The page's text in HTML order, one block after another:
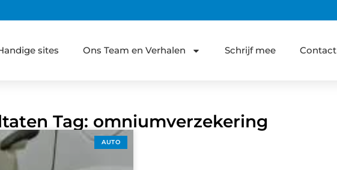
sites Ons Team en Verhalen Schrijf mee Contact
Tag: omniumverzekering
AUTO